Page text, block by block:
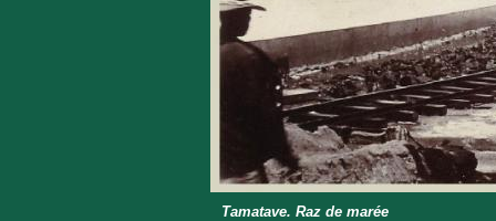
Tamatave. Raz de marée